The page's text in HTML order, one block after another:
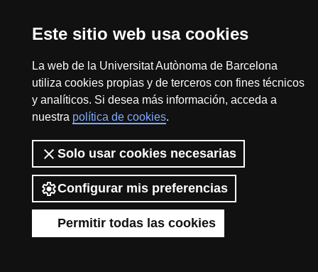
Este sitio web usa cookies
La web de la Universitat Autònoma de Barcelona
utiliza cookies propias y de terceros con fines técnicos
y analíticos. Si desea más información, acceda a
nuestra política de cookies.
Solo usar cookies necesarias
Configurar mis preferencias
Permitir todas las cookies
Mapa del web UAB
No Comercial (CC BY NC) - ISSN: 2014-6388
View low-bandwidth version